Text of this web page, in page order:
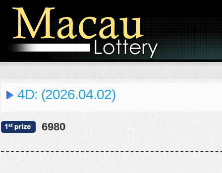
4D: (2026.04.02)
6980